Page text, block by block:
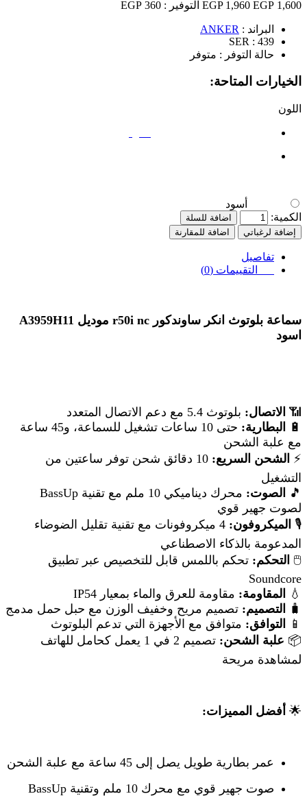
1,600 EGP
1,960 EGP التوفير : 360 EGP
البراند : ANKER
SER : 439
حالة التوفر : متوفر
الخيارات المتاحة:
اللون
أسود
الكمية:
اضافة للسلة
إضافة لرغباتي
اضافة للمقارنة
تفاصيل
التقييمات (0)
سماعة بلوتوث انكر ساوندكور r50i nc موديل A3959H11
اسود
📶 الاتصال: بلوتوث 5.4 مع دعم الاتصال المتعدد
🔋
البطارية:
حتى 10 ساعات تشغيل للسماعة، و45 ساعة
مع علبة الشحن
⚡ الشحن السريع:
10 دقائق شحن توفر ساعتين من
التشغيل
🎵
الصوت:
محرك ديناميكي 10 ملم مع تقنية BassUp
لصوت جهير قوي
🎙️ الميكروفون:
4 ميكروفونات مع تقنية تقليل الضوضاء
المدعومة بالذكاء الاصطناعي
🖱️ التحكم: تحكم باللمس قابل للتخصيص عبر تطبيق
Soundcore
💧
المقاومة: مقاومة للعرق والماء بمعيار IP54
🧳
التصميم: تصميم مريح وخفيف الوزن مع حبل حمل مدمج
📱
التوافق: متوافق مع الأجهزة التي تدعم البلوتوث
📦 علبة الشحن:
تصميم 2 في 1 يعمل كحامل للهاتف
لمشاهدة مريحة
🌟 أفضل المميزات:
عمر بطارية طويل يصل إلى 45 ساعة مع علبة الشحن
صوت جهير قوي مع محرك 10 ملم وتقنية BassUp